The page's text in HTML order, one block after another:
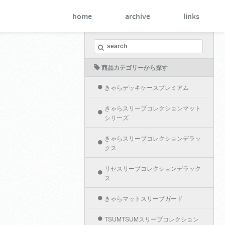
home archive links
商品カテゴリーから探す
きゃらデッキケースプレミアム
きゃらスリーブコレクションマット
シリーズ
きゃらスリーブコレクションデラッ
クス
リセスリーブコレクションデラック
ス
きゃらマットスリーブガード
TSUMTSUMスリーブコレクション